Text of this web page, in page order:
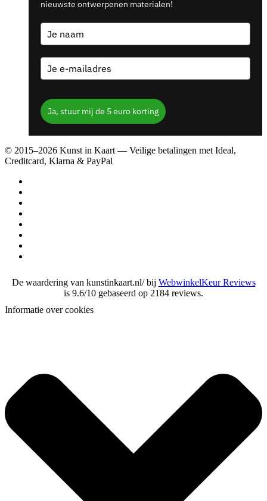
nieuwste ontwerpenen materialen!
Ja, stuur mij de 5 euro korting
© 2015–2026 Kunst in Kaart — Veilige betalingen met Ideal,
Creditcard, Klarna & PayPal
De waardering van kunstinkaart.nl/ bij WebwinkelKeur Reviews
is 9.6/10 gebaseerd op 2184 reviews.
Informatie over cookies